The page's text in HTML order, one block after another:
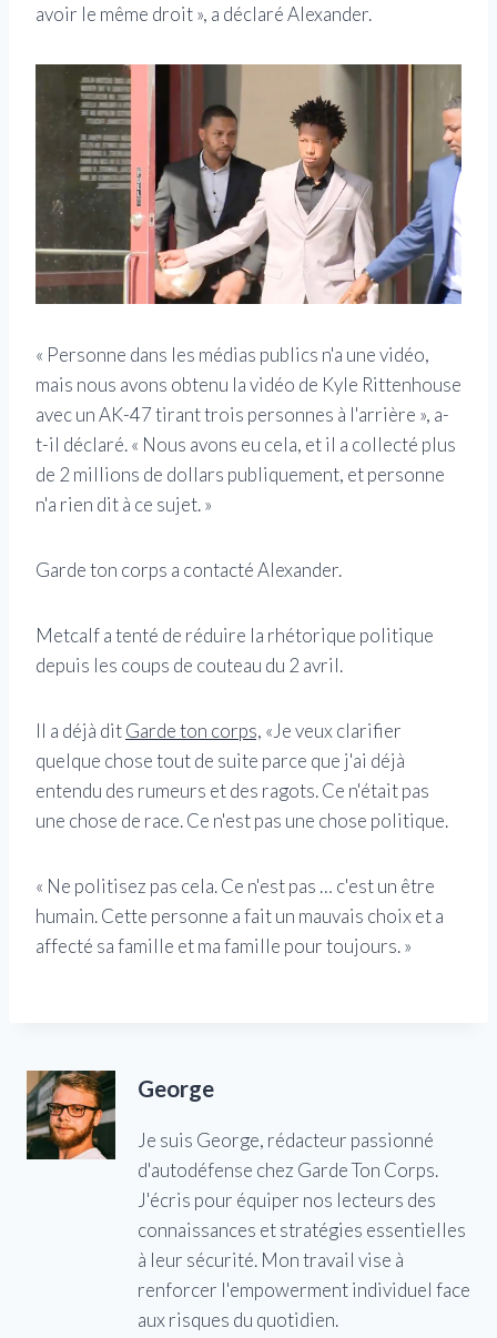
avoir le même droit », a déclaré Alexander.
« Personne dans les médias publics n'a une vidéo,
mais nous avons obtenu la vidéo de Kyle Rittenhouse
avec un AK-47 tirant trois personnes à l'arrière », a-
t-il déclaré. « Nous avons eu cela, et il a collecté plus
de 2 millions de dollars publiquement, et personne
n'a rien dit à ce sujet. »
Garde ton corps a contacté Alexander.
Metcalf a tenté de réduire la rhétorique politique
depuis les coups de couteau du 2 avril.
Il a déjà ditGarde ton corps, «Je veux clarifier
quelque chose tout de suite parce que j'ai déjà
entendu des rumeurs et des ragots. Ce n'était pas
une chose de race. Ce n'est pas une chose politique.
« Ne politisez pas cela. Ce n'est pas … c'est un être
humain. Cette personne a fait un mauvais choix et a
affecté sa famille et ma famille pour toujours. »
George
Je suis George, rédacteur passionné
d'autodéfense chez Garde Ton Corps.
J'écris pour équiper nos lecteurs des
connaissances et stratégies essentielles
à leur sécurité. Mon travail vise à
renforcer l'empowerment individuel face
aux risques du quotidien.